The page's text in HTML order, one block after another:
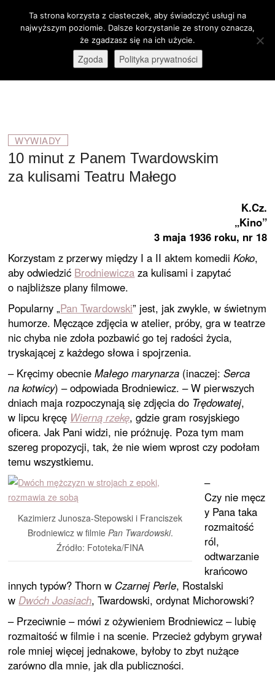
stare-kino.pl
ZAPRASZAMY
M
e
B
WYWIADY
10 minut z Panem Twardowskim
za kulisami Teatru Małego
K.Cz.
„Kino”
3 maja 1936 roku, nr 18
Korzystam z przerwy między I a II aktem komediiKoko,
aby odwiedzić Brodniewicza za kulisami i zapytać
o najbliższe plany filmowe.
Popularny „Pan Twardowski” jest, jak zwykle, w świetnym
humorze. Męczące zdjęcia w atelier, próby, gra w teatrze
nic chyba nie zdoła pozbawić go tej radości życia,
tryskającej z każdego słowa i spojrzenia.
– Kręcimy obecnieMałego marynarza (inaczej:Serca
na kotwicy) – odpowiada Brodniewicz. – W pierwszych
dniach maja rozpoczynają się zdjęcia do Trędowatej,
w lipcu kręcę Wierną rzekę, gdzie gram rosyjskiego
oficera. Jak Pani widzi, nie próżnuję. Poza tym mam
szereg propozycji, tak, że nie wiem wprost czy podołam
temu wszystkiemu.
Kazimierz Junosza-Stepowski i Franciszek
Brodniewicz w filmie Pan Twardowski.
Źródło: Fototeka/FINA
–
Czy nie męcz
y Pana taka
rozmaitość
ról,
odtwarzanie
krańcowo
innych typów? Thorn w Czarnej Perle, Rostalski
wDwóch Joasiach, Twardowski, ordynat Michorowski?
– Przeciwnie – mówi z ożywieniem Brodniewicz – lubię
rozmaitość w filmie i na scenie. Przecież gdybym grywał
role mniej więcej jednakowe, byłoby to zbyt nużące
zarówno dla mnie, jak dla publiczności.
Otwórz pasek narzędzi
Ta strona korzysta z ciasteczek, aby świadczyć usługi na
najwyższym poziomie. Dalsze korzystanie ze strony oznacza,
że zgadzasz się na ich użycie.
Zgoda Polityka prywatności